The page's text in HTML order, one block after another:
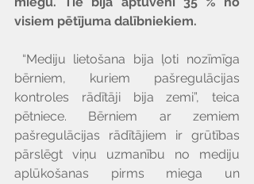
visiem pētījuma dalībniekiem.
bērniem, kuriem pašregulācijas
kontroles rādītāji bija zemi”, teica
pētniece. Bērniem ar zemiem
pašregulācijas rādītājiem ir grūtības
pārslēgt viņu uzmanību no mediju
aplūkošanas pirms miega un